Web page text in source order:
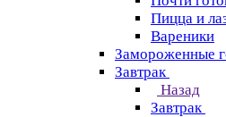
Пицца и
Вареники
Замороженные
Завтрак
Назад
Завтрак